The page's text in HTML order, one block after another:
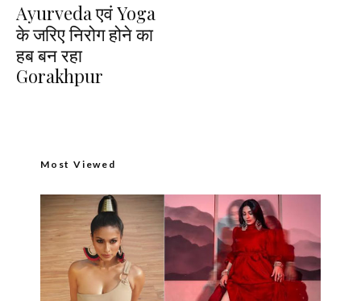
Ayurveda एवं Yoga
के जरिए निरोग होने का
हब बन रहा
Gorakhpur
Most Viewed